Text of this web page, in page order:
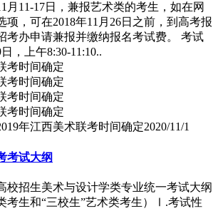
月11-17日，兼报艺术类的考生，如在网
项，可在2018年11月26日之前，到高考报
考办申请兼报并缴纳报名考试费。 考试
，上午8:30-11:10..
年江西美术联考时间确定2020/11/1
考试大纲
校招生美术与设计学类专业统一考试大纲
考生和“三校生”艺术类考生）Ⅰ.考试性